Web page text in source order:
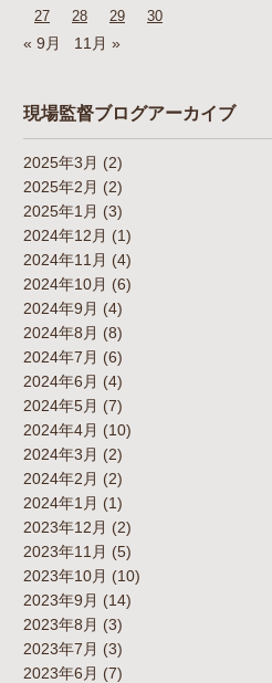
27
28 29 30
« 9月 11月 »
現場監督ブログアーカイブ
2025年3月 (2)
2025年2月 (2)
2025年1月 (3)
2024年12月 (1)
2024年11月 (4)
2024年10月 (6)
2024年9月 (4)
2024年8月 (8)
2024年7月 (6)
2024年6月 (4)
2024年5月 (7)
2024年4月 (10)
2024年3月 (2)
2024年2月 (2)
2024年1月 (1)
2023年12月 (2)
2023年11月 (5)
2023年10月 (10)
2023年9月 (14)
2023年8月 (3)
2023年7月 (3)
2023年6月 (7)